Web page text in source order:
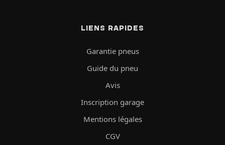
LIENS RAPIDES
Garantie pneus
Guide du pneu
Avis
Inscription garage
Mentions légales
CGV